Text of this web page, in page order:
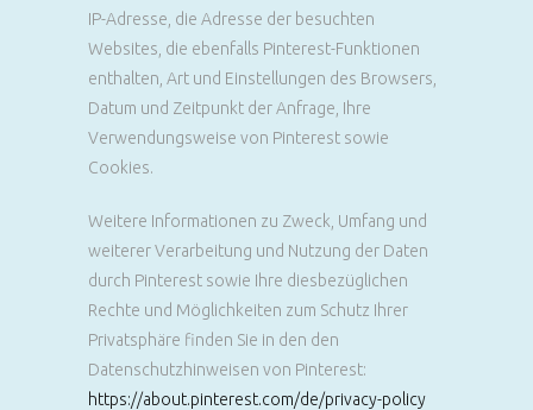
IP-Adresse, die Adresse der besuchten
Websites, die ebenfalls Pinterest-Funktionen
enthalten, Art und Einstellungen des Browsers,
Datum und Zeitpunkt der Anfrage, Ihre
Verwendungsweise von Pinterest sowie
Cookies.
Weitere Informationen zu Zweck, Umfang und
weiterer Verarbeitung und Nutzung der Daten
durch Pinterest sowie Ihre diesbezüglichen
Rechte und Möglichkeiten zum Schutz Ihrer
Privatsphäre finden Sie in den den
Datenschutzhinweisen von Pinterest:
https://about.pinterest.com/de/privacy-policy